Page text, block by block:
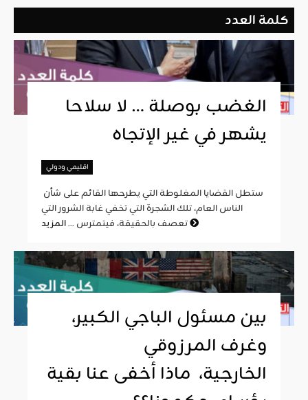
كلمة العدد
الغضب بوصلة … لا سلاحا
يشهر في غير الإتجاه
اقليمي ودولي
الناس العام، تلك الشجرة التي تخفي غابة الشرور التي
تعصف بالحقيقة، فيتمترس ...
بين مسئول الباجي الكبير،
وغرف المرزوقي
الخارجية، ماذا أخفى عنا بقية